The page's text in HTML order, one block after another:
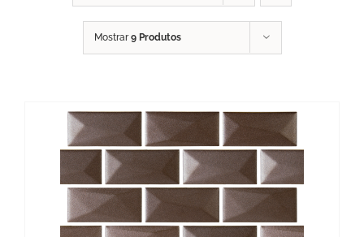
Mostrar9 Produtos